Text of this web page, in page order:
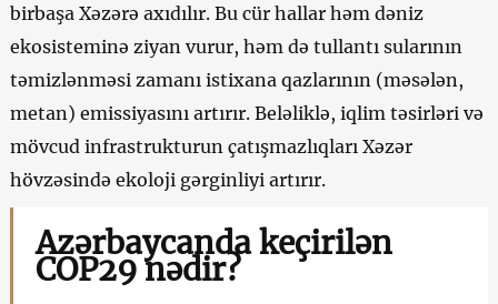
birbaşa Xəzərə axıdılır. Bu cür hallar həm dəniz
ekosisteminə ziyan vurur, həm də tullantı sularının
təmizlənməsi zamanı istixana qazlarının (məsələn,
metan) emissiyasını artırır. Beləliklə, iqlim təsirləri və
mövcud infrastrukturun çatışmazlıqları Xəzər
hövzəsində ekoloji gərginliyi artırır.
Azərbaycanda keçirilən
COP29 nədir?